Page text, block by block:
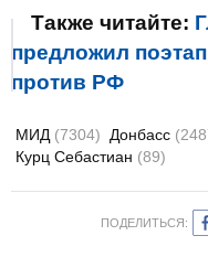
Также читайте:
предложил
против РФ
МИД (7304) Донбасс
Курц Себастиан (89)
ПОДЕЛИТЬСЯ: